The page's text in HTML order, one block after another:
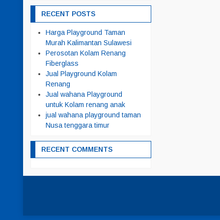
RECENT POSTS
Harga Playground Taman
Murah Kalimantan Sulawesi
Perosotan Kolam Renang
Fiberglass
Jual Playground Kolam
Renang
Jual wahana Playground
untuk Kolam renang anak
jual wahana playground taman
Nusa tenggara timur
RECENT COMMENTS